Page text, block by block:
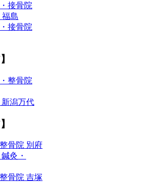
接骨院
福島
接骨院
整骨院
潟万代
骨院 別府
灸・
骨院 吉塚